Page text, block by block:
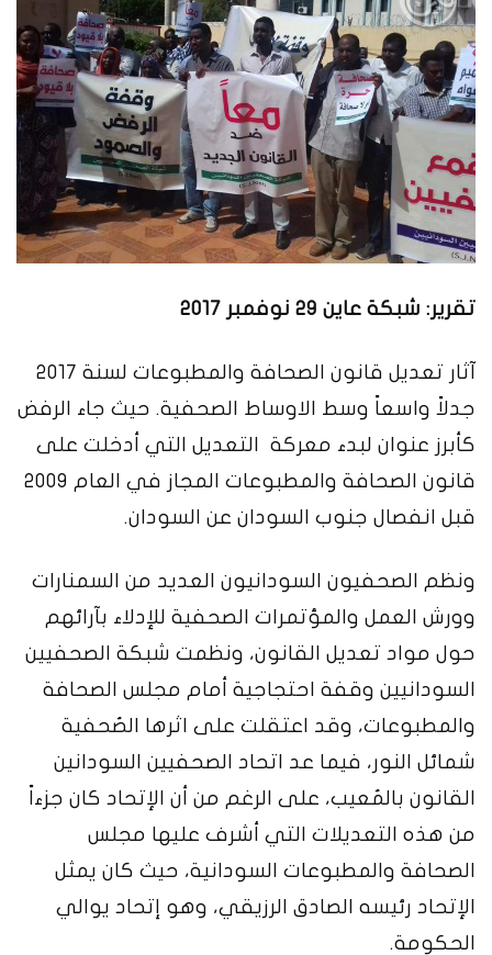
تقرير: شبكة عاين 29 نوفمبر 2017
آثار تعديل قانون الصحافة والمطبوعات لسنة 2017
جدلاً واسعاً وسط الاوساط الصحفية. حيث جاء الرفض
كأبرز عنوان لبدء معركة التعديل التي أدخلت على
قانون الصحافة والمطبوعات المجاز في العام 2009
قبل انفصال جنوب السودان عن السودان.
ونظم الصحفيون السودانيون العديد من السمنارات
وورش العمل والمؤتمرات الصحفية للإدلاء بآرائهم
حول مواد تعديل القانون، ونظمت شبكة الصحفيين
السودانيين وقفة احتجاجية أمام مجلس الصحافة
والمطبوعات، وقد اعتقلت على اثرها الصُحفية
شمائل النور، فيما عد اتحاد الصحفيين السودانين
القانون بالمُعيب، على الرغم من أن الإتحاد كان جزءاً
من هذه التعديلات التي أشرف عليها مجلس
الصحافة والمطبوعات السودانية، حيث كان يمثل
الإتحاد رئيسه الصادق الرزيقي، وهو إتحاد يوالي
الحكومة.